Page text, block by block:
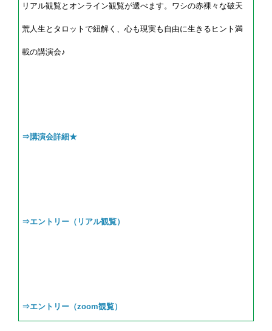
リアル観覧とオンライン観覧が選べます。ワシの赤裸々な破天
荒人生とタロットで紐解く、心も現実も自由に生きるヒント満
載の講演会♪
⇒講演会詳細★
⇒エントリー（リアル観覧）
⇒エントリー（zoom観覧）